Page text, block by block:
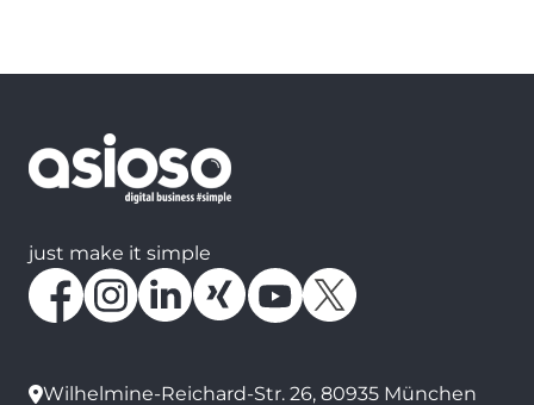
just make it simple
Wilhelmine-Reichard-Str. 26, 80935 München